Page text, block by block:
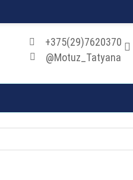
+375(29)7620370
@Motuz_Tatyana